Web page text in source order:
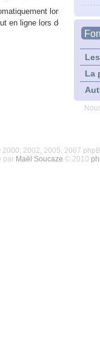
La
lors de
en ligne lors de cette
2002, 2005, 2007
par Maël Soucaze © 2010